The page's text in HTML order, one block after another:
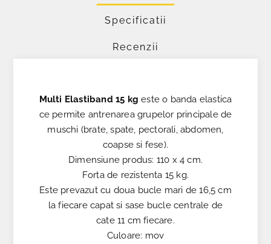
Specificatii
Recenzii
Multi Elastiband 15 kg este o banda elastica
ce permite antrenarea grupelor principale de
muschi (brate, spate, pectorali, abdomen,
coapse si fese).
Dimensiune produs: 110 x 4 cm.
Forta de rezistenta 15 kg.
Este prevazut cu doua bucle mari de 16,5 cm
la fiecare capat si sase bucle centrale de
cate 11 cm fiecare.
Culoare: mov